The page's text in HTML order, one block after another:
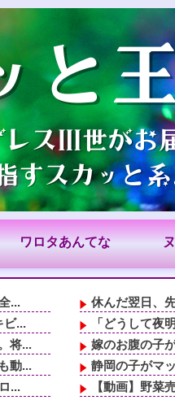
ワロタあんてな
...
ビ...
将...
動...
...
休んだ翌日、
「どうして夜
嫁のお腹の子
静岡の子がマ
【動画】野菜